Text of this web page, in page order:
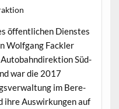
öffentlichen Dien­stes
Wolf­gang Fack­ler
Süd­
war die 2017
im Bere­
ihre Auswirkun­gen auf